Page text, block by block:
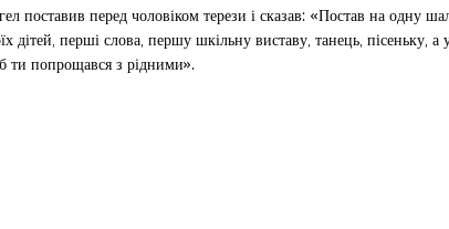
поставив перед чоловіком терези і сказав: «Постав на одну
дітей, перші слова, першу шкільну виставу, танець, пісеньку, а
ти попрощався з рідними».